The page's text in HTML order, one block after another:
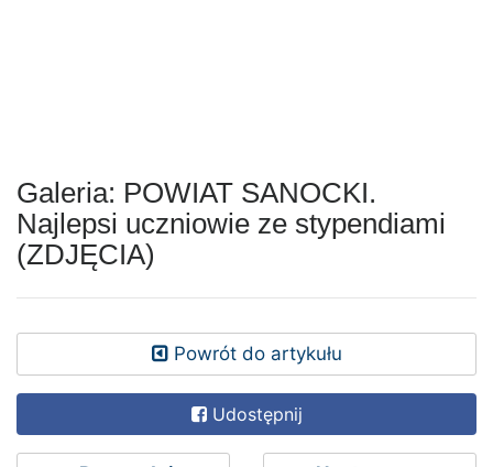
Galeria: POWIAT SANOCKI.
Najlepsi uczniowie ze stypendiami
(ZDJĘCIA)
Powrót do artykułu
Udostępnij